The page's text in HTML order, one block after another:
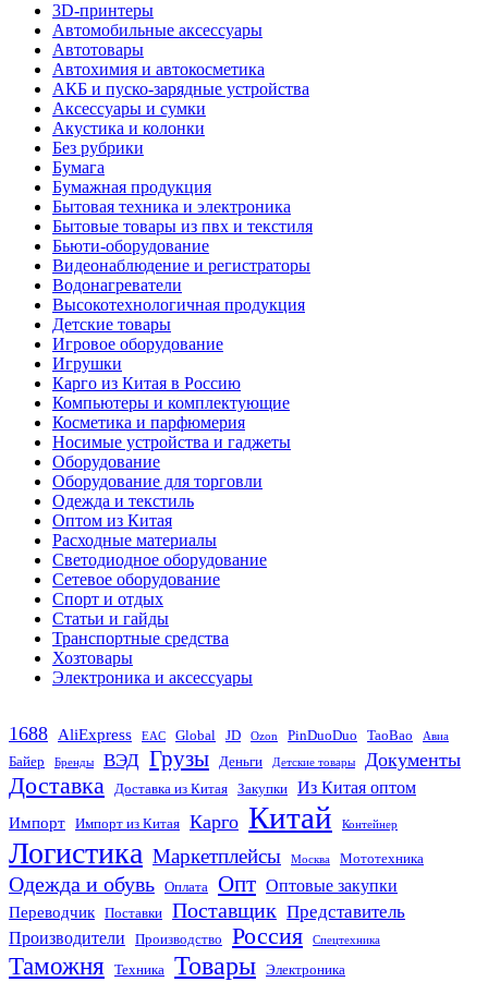
3D-принтеры
Автомобильные аксессуары
Автотовары
Автохимия и автокосметика
АКБ и пуско-зарядные устройства
Аксессуары и сумки
Акустика и колонки
Без рубрики
Бумага
Бумажная продукция
Бытовая техника и электроника
Бытовые товары из пвх и текстиля
Бьюти-оборудование
Видеонаблюдение и регистраторы
Водонагреватели
Высокотехнологичная продукция
Детские товары
Игровое оборудование
Игрушки
Карго из Китая в Россию
Компьютеры и комплектующие
Косметика и парфюмерия
Носимые устройства и гаджеты
Оборудование
Оборудование для торговли
Одежда и текстиль
Оптом из Китая
Расходные материалы
Светодиодное оборудование
Сетевое оборудование
Спорт и отдых
Статьи и гайды
Транспортные средства
Хозтовары
Электроника и аксессуары
1688 AliExpress EAC Global JD Ozon PinDuoDuo TaoBao Авиа
Байер Бренды ВЭД Грузы Деньги Детские товары Документы
Доставка Доставка из Китая Закупки Из Китая оптом
Импорт Импорт из Китая Карго Китай Контейнер
Логистика Маркетплейсы Москва Мототехника
Одежда и обувь Оплата Опт Оптовые закупки
Переводчик Поставки Поставщик Представитель
Производители Производство Россия Спецтехника
Таможня Техника Товары Электроника